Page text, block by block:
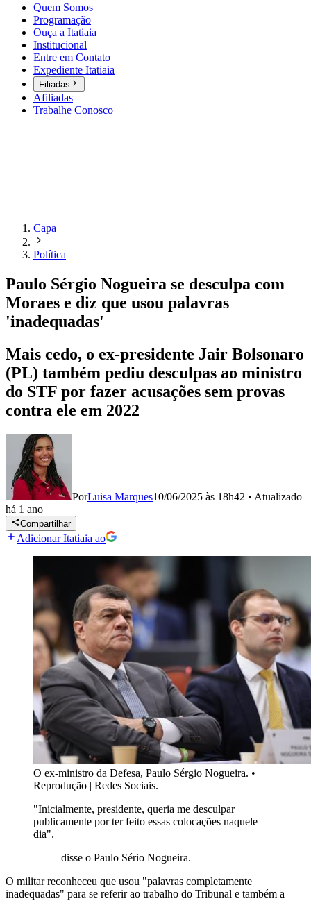
Quem Somos
Programação
Ouça a Itatiaia
Institucional
Entre em Contato
Expediente Itatiaia
Filiadas
Afiliadas
Trabalhe Conosco
Capa
Política
Paulo Sérgio Nogueira se desculpa com
Moraes e diz que usou palavras
'inadequadas'
Mais cedo, o ex-presidente Jair Bolsonaro
(PL) também pediu desculpas ao ministro
do STF por fazer acusações sem provas
contra ele em 2022
PorLuisa Marques10/06/2025 às 18h42 • Atualizado
há 1 ano
Compartilhar
Adicionar Itatiaia ao
O ex-ministro da Defesa, Paulo Sérgio Nogueira. •
Reprodução | Redes Sociais.
"Inicialmente, presidente, queria me desculpar
publicamente por ter feito essas colocações naquele
dia".
— — disse o Paulo Sério Nogueira.
O militar reconheceu que usou "palavras completamente
inadequadas" para se referir ao trabalho do Tribunal e também a